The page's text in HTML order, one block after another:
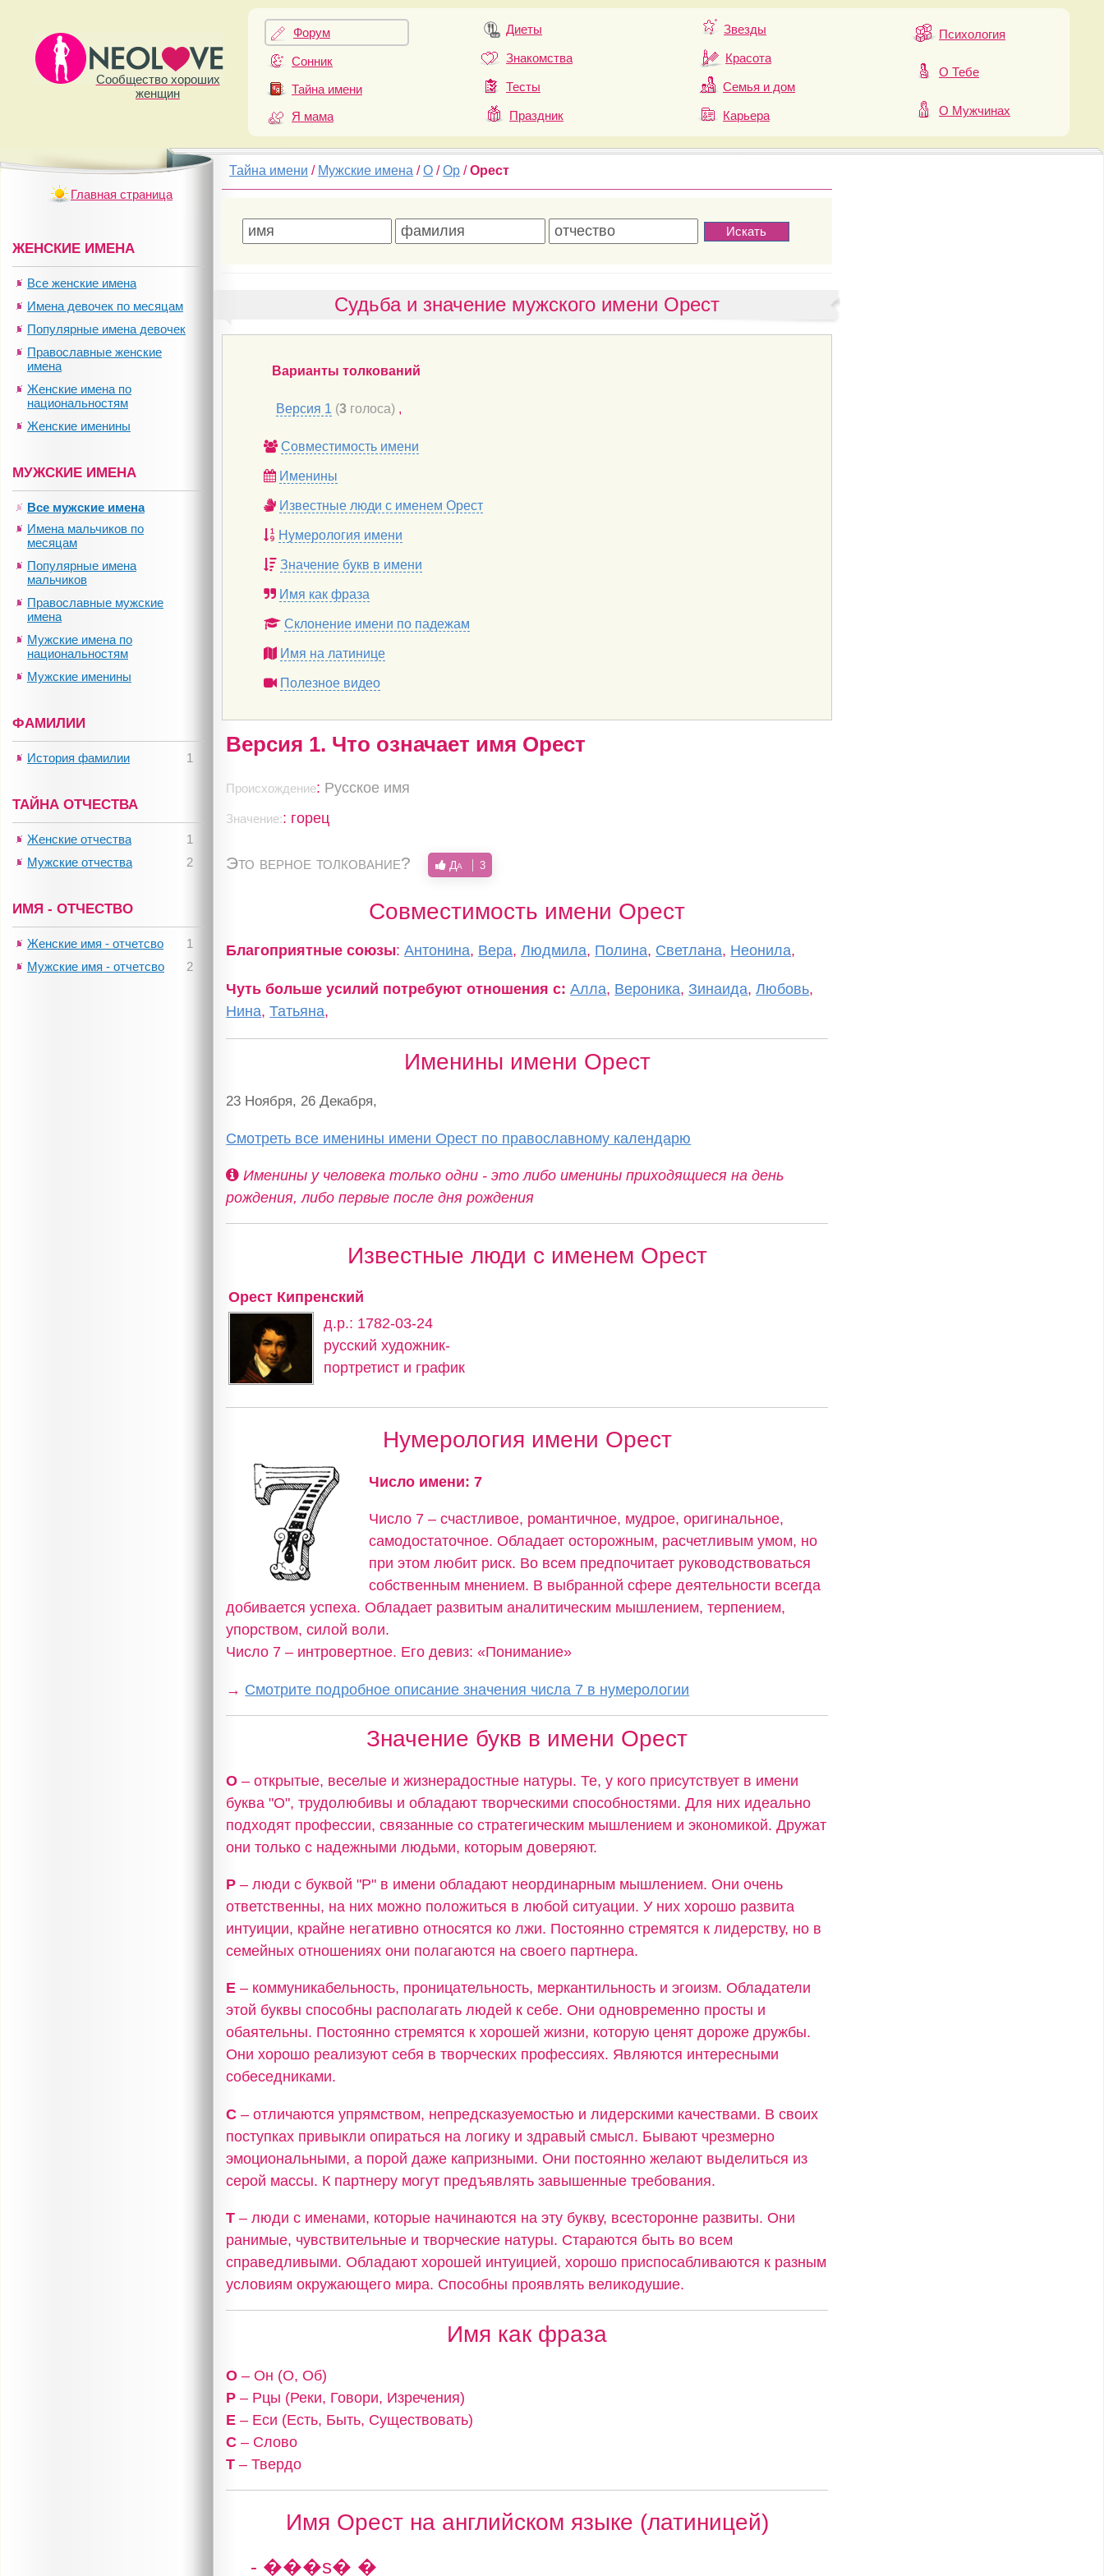
Сообщество хороших
женщин
Форум
Сонник
Тайна имени
Я мама
Диеты
Знакомства
Тесты
Праздник
Звезды
Красота
Семья и дом
Карьера
Психология
О Тебе
О Мужчинах
Тайна имени / Мужские имена /О /Ор /Орест
Судьба и значение мужского имени Орест
Варианты толкований
Версия 1 (3 голоса) ,
Совместимость имени
Именины
Известные люди с именем Орест
Нумерология имени
Значение букв в имени
Имя как фраза
Склонение имени по падежам
Имя на латинице
Полезное видео
Версия 1. Что означает имя Орест
Происхождение: Русское имя
Значение:: горец
Это верное толкование? Да 3
Совместимость имени Орест
Благоприятные союзы:Антонина, Вера,Людмила, Полина, Светлана, Неонила,
Чуть больше усилий потребуют отношения с:Алла, Вероника,Зинаида,Любовь,
Нина,Татьяна,
Именины имени Орест
23 Ноября, 26 Декабря,
Смотреть все именины имени Орест по православному календарю
Именины у человека только одни - это либо именины приходящиеся на день
рождения, либо первые после дня рождения
Известные люди с именем Орест
Орест Кипренский
д.р.: 1782-03-24
русский художник-
портретист и график
Нумерология имени Орест
Число имени: 7
Число 7 – счастливое, романтичное, мудрое, оригинальное,
самодостаточное. Обладает осторожным, расчетливым умом, но
при этом любит риск. Во всем предпочитает руководствоваться
собственным мнением. В выбранной сфере деятельности всегда
добивается успеха. Обладает развитым аналитическим мышлением, терпением,
упорством, силой воли.
Число 7 – интровертное. Его девиз: «Понимание»
→ Смотрите подробное описание значения числа 7 в нумерологии
Значение букв в имени Орест
О – открытые, веселые и жизнерадостные натуры. Те, у кого присутствует в имени
буква "О", трудолюбивы и обладают творческими способностями. Для них идеально
подходят профессии, связанные со стратегическим мышлением и экономикой. Дружат
они только с надежными людьми, которым доверяют.
Р – люди с буквой "Р" в имени обладают неординарным мышлением. Они очень
ответственны, на них можно положиться в любой ситуации. У них хорошо развита
интуиции, крайне негативно относятся ко лжи. Постоянно стремятся к лидерству, но в
семейных отношениях они полагаются на своего партнера.
Е – коммуникабельность, проницательность, меркантильность и эгоизм. Обладатели
этой буквы способны располагать людей к себе. Они одновременно просты и
обаятельны. Постоянно стремятся к хорошей жизни, которую ценят дороже дружбы.
Они хорошо реализуют себя в творческих профессиях. Являются интересными
собеседниками.
С – отличаются упрямством, непредсказуемостью и лидерскими качествами. В своих
поступках привыкли опираться на логику и здравый смысл. Бывают чрезмерно
эмоциональными, а порой даже капризными. Они постоянно желают выделиться из
серой массы. К партнеру могут предъявлять завышенные требования.
Т – люди с именами, которые начинаются на эту букву, всесторонне развиты. Они
ранимые, чувствительные и творческие натуры. Стараются быть во всем
справедливыми. Обладают хорошей интуицией, хорошо приспосабливаются к разным
условиям окружающего мира. Способны проявлять великодушие.
Имя как фраза
О – Он (О, Об)
Р – Рцы (Реки, Говори, Изречения)
Е – Еси (Есть, Быть, Существовать)
С – Слово
Т – Твердо
Имя Орест на английском языке (латиницей)
- ���s� �
Главная страница
ЖЕНСКИЕ ИМЕНА
Все женские имена
Имена девочек по месяцам
Популярные имена девочек
Православные женские
имена
Женские имена по
национальностям
Женские именины
МУЖСКИЕ ИМЕНА
Все мужские имена
Имена мальчиков по
месяцам
Популярные имена
мальчиков
Православные мужские
имена
Мужские имена по
национальностям
Мужские именины
ФАМИЛИИ
1
История фамилии
ТАЙНА ОТЧЕСТВА
1
Женские отчества
2
Мужские отчества
ИМЯ - ОТЧЕСТВО
1
Женские имя - отчетсво
2
Мужские имя - отчетсво